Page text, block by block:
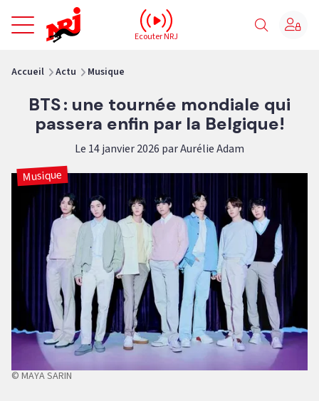
NRJ - Accueil
Ecouter NRJ
Accueil Actu Musique
BTS : une tournée mondiale qui
passera enfin par la Belgique!
Le 14 janvier 2026 par Aurélie Adam
Musique
© MAYA SARIN